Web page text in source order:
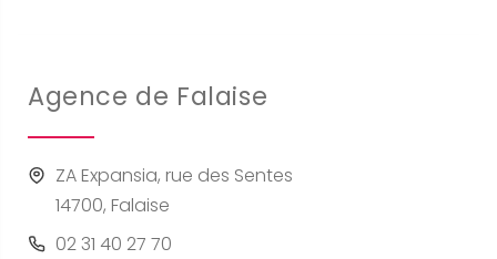
Agence de Falaise
ZA Expansia, rue des Sentes
14700, Falaise
02 31 40 27 70